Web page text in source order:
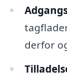
derfor